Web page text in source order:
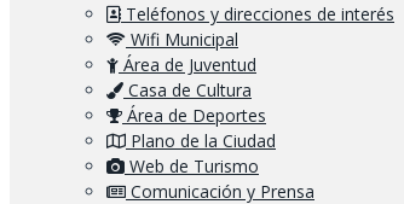
Teléfonos y direcciones de interés
Wifi Municipal
Área de Juventud
Casa de Cultura
Área de Deportes
Plano de la Ciudad
Web de Turismo
Comunicación y Prensa